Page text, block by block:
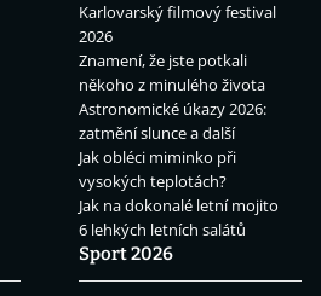
Karlovarský filmový festival
2026
Znamení, že jste potkali
někoho z minulého života
Astronomické úkazy 2026:
zatmění slunce a další
Jak obléci miminko při
vysokých teplotách?
Jak na dokonalé letní mojito
6 lehkých letních salátů
Sport 2026